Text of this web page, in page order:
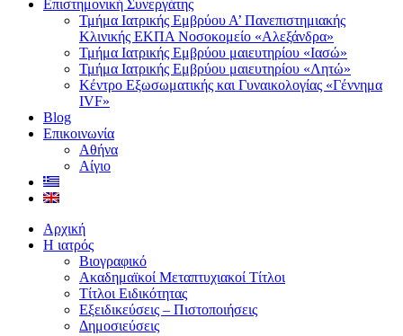
Επιστημονική Συνεργάτης
Τμήμα Ιατρικής Εμβρύου Α’ Πανεπιστημιακής
Κλινικής ΕΚΠΑ Νοσοκομείο «Αλεξάνδρα»
Τμήμα Ιατρικής Εμβρύου μαιευτηρίου «Ιασώ»
Τμήμα Ιατρικής Εμβρύου μαιευτηρίου «Λητώ»
Κέντρο Eξωσωματικής και Γυναικολογίας «Γέννημα
IVF»
Blog
Επικοινωνία
Αθήνα
Αίγιο
Αρχική
Η ιατρός
Βιογραφικό
Ακαδημαϊκοί Μεταπτυχιακοί Τίτλοι
Τίτλοι Ειδικότητας
Εξειδικεύσεις – Πιστοποιήσεις
Δημοσιεύσεις